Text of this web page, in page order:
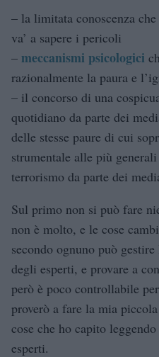
– la limitata conoscenza
va’ a sapere i pericoli
– meccanismi psicologici
razionalmente la paura e
– il concorso di una
quotidiano da parte dei
delle stesse paure di cui
strumentale alle più
terrorismo da parte dei
Sul primo non si può fare
non è molto, e le cose
secondo ognuno può
degli esperti, e provare a
però è poco controllabile
proverò a fare la mia
cose che ho capito
esperti.